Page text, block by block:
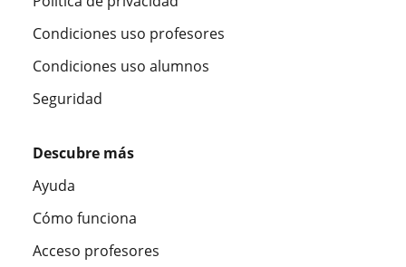
Condiciones uso profesores
Condiciones uso alumnos
Seguridad
Descubre más
Ayuda
Cómo funciona
Acceso profesores